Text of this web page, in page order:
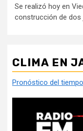
Se realizó hoy en
construcción de dos
CLIMA EN
Pronóstico del tiempo